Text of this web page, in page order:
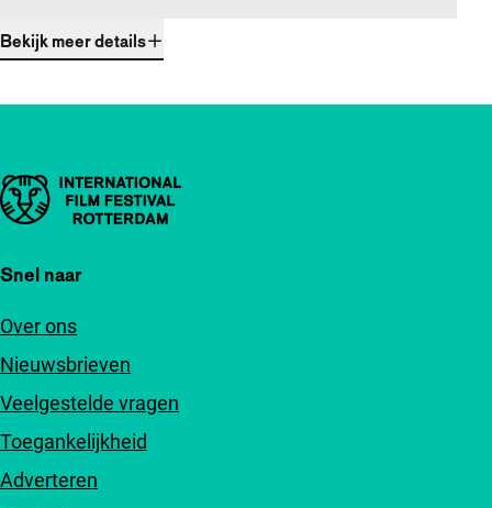
Bekijk meer details
Belangrijke links
Snel naar
Over ons
Nieuwsbrieven
Veelgestelde vragen
Toegankelijkheid
Adverteren